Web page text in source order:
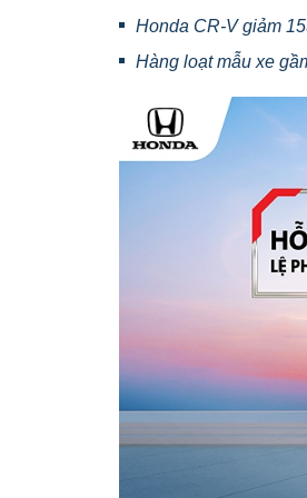
Honda CR-V giảm
Hàng loạt mẫu xe